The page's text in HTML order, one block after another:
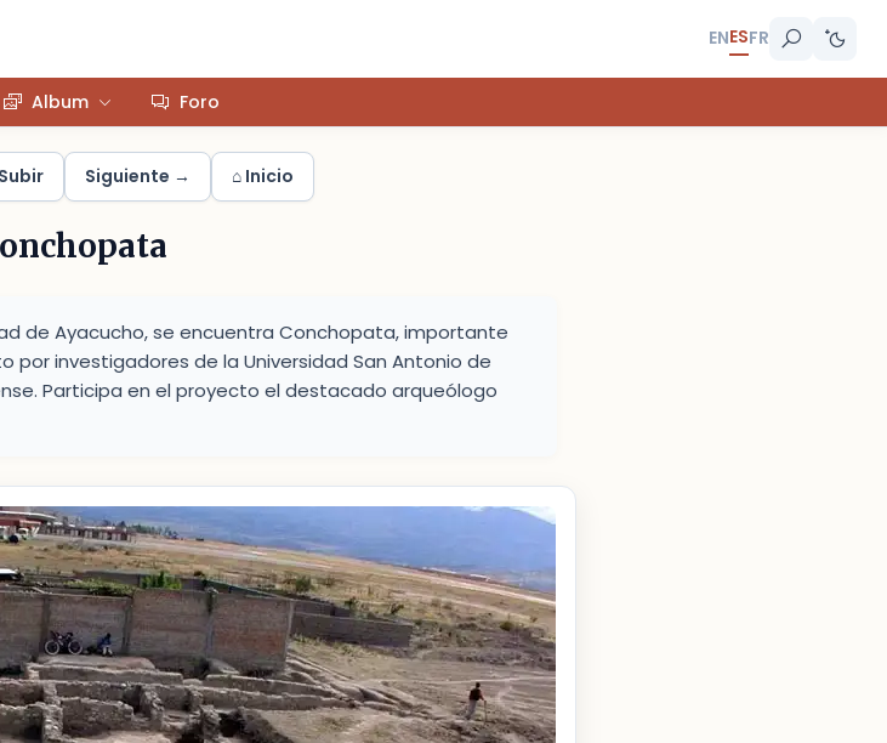
ENESFR
Album Foro
Siguiente → ⌂ Inicio
de Ayacucho, se encuentra Conchopata, importante
investigadores de la Universidad San Antonio de
Participa en el proyecto el destacado arqueólogo